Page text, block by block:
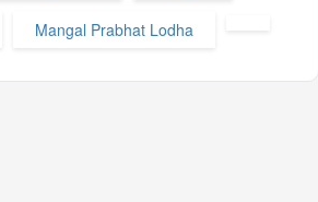
Mangal Prabhat Lodha